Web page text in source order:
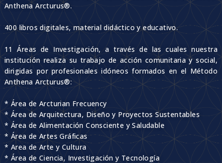
Anthena Arcturus®.
400 libros digitales, material didáctico y educativo.
11 Áreas de Investigación, a través de las cuales nuestra
institución realiza su trabajo de acción comunitaria y social,
dirigidas por profesionales idóneos formados en el Método
Anthena Arcturus®:
* Área de Arcturian Frecuency
* Área de Arquitectura, Diseño y Proyectos Sustentables
* Área de Alimentación Consciente y Saludable
* Área de Artes Gráficas
* Area de Arte y Cultura
* Área de Ciencia, Investigación y Tecnología